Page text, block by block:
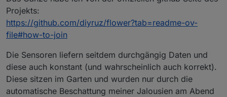
Projekts:
https://github.com/diyruz/flower?tab=readme-ov-
file#how-to-join
Die Sensoren liefern seitdem durchgängig Daten und
diese auch konstant (und wahrscheinlich auch korrekt).
Diese sitzen im Garten und wurden nur durch die
automatische Beschattung meiner Jalousien am Abend